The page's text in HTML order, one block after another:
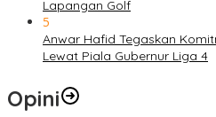
Lapangan Golf
5
Anwar Hafid Tegaskan
Lewat Piala Gubernur Liga 4
Opini